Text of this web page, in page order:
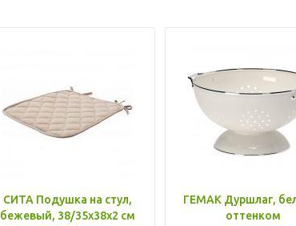
СИТА Подушка на стул,
бежевый, 38/35x38x2 см
ГЕМАК Дуршлаг,
оттенком